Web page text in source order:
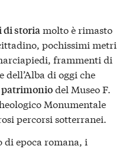
storiamolto è rimasto
pochissimi metri
frammenti di
dell’Alba di oggi che
patrimoniodel Museo F.
Monumentale
percorsi sotterranei.
epoca romana, i